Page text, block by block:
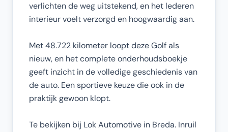
verlichten de weg uitstekend, en het lederen
interieur voelt verzorgd en hoogwaardig aan.
Met 48.722 kilometer loopt deze Golf als
nieuw, en het complete onderhoudsboekje
geeft inzicht in de volledige geschiedenis van
de auto. Een sportieve keuze die ook in de
praktijk gewoon klopt.
Te bekijken bij Lok Automotive in Breda. Inruil